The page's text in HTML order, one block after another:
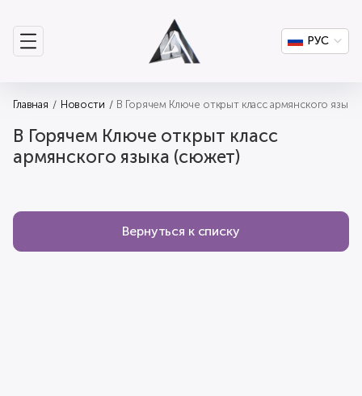
РУС
Главная Новости В Горячем Ключе открыт класс армянского
В Горячем Ключе открыт класс
армянского языка (сюжет)
Вернуться к списку